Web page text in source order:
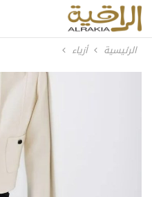
الرئيسية أزياء